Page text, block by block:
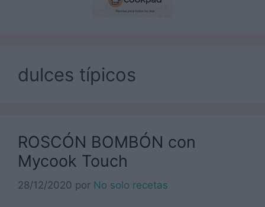
dulces típicos
ROSCÓN BOMBÓN con
Mycook Touch
28/12/2020 por No solo recetas